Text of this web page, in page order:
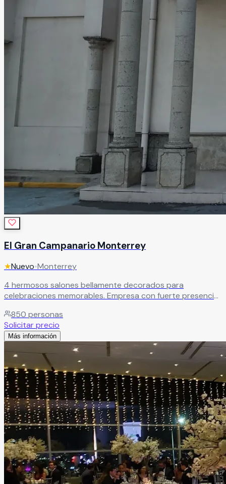
mientras que nuestro equipo se encarga de que todo
funcione de manera impecable. Te invitamos a visitar
nuestras instalaciones y descubrir por qué Salón Las
Margaritas es la opción preferida de muchas familias en la
región. Contáctanos hoy para conocer nuestras opciones
y reservar la fecha de tu próximo evento. ¡Hagamos que tu
celebración sea verdaderamente especial!
Leer más
El Gran Campanario Monterrey
★Nuevo•Monterrey
4 hermosos salones bellamente decorados para
celebraciones memorables. Empresa con fuerte presencia
de cada pareja.
850 personas
Solicitar precio
Más información